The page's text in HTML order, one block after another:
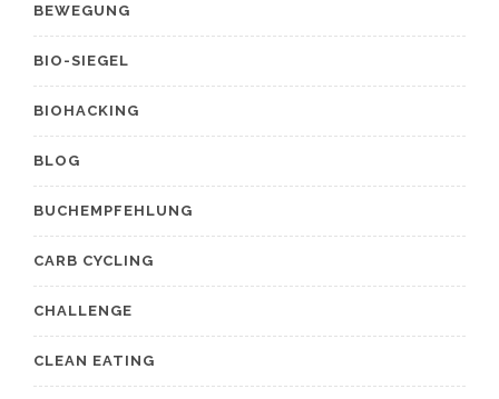
BEWEGUNG
BIO-SIEGEL
BIOHACKING
BLOG
BUCHEMPFEHLUNG
CARB CYCLING
CHALLENGE
CLEAN EATING